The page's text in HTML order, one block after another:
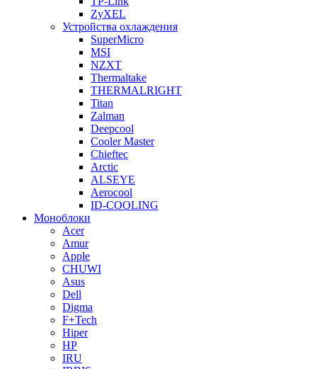
ZyXEL
Устройства охлаждения
SuperMicro
MSI
NZXT
Thermaltake
THERMALRIGHT
Titan
Zalman
Deepcool
Cooler Master
Chieftec
Arctic
ALSEYE
Aerocool
ID-COOLING
Моноблоки
Acer
Amur
Apple
CHUWI
Asus
Dell
Digma
F+Tech
Hiper
HP
IRU